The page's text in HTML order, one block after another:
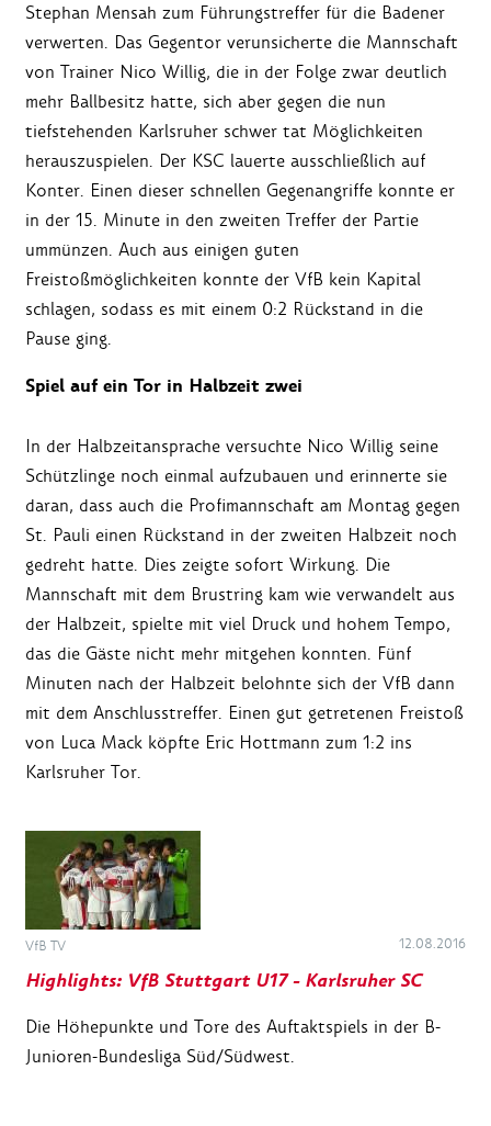
Stephan Mensah zum Führungstreffer für die Badener
verwerten. Das Gegentor verunsicherte die Mannschaft
von Trainer Nico Willig, die in der Folge zwar deutlich
mehr Ballbesitz hatte, sich aber gegen die nun
tiefstehenden Karlsruher schwer tat Möglichkeiten
herauszuspielen. Der KSC lauerte ausschließlich auf
Konter. Einen dieser schnellen Gegenangriffe konnte er
in der 15. Minute in den zweiten Treffer der Partie
ummünzen. Auch aus einigen guten
Freistoßmöglichkeiten konnte der VfB kein Kapital
schlagen, sodass es mit einem 0:2 Rückstand in die
Pause ging.
Spiel auf ein Tor in Halbzeit zwei
In der Halbzeitansprache versuchte Nico Willig seine
Schützlinge noch einmal aufzubauen und erinnerte sie
daran, dass auch die Profimannschaft am Montag gegen
St. Pauli einen Rückstand in der zweiten Halbzeit noch
gedreht hatte. Dies zeigte sofort Wirkung. Die
Mannschaft mit dem Brustring kam wie verwandelt aus
der Halbzeit, spielte mit viel Druck und hohem Tempo,
das die Gäste nicht mehr mitgehen konnten. Fünf
Minuten nach der Halbzeit belohnte sich der VfB dann
mit dem Anschlusstreffer. Einen gut getretenen Freistoß
von Luca Mack köpfte Eric Hottmann zum 1:2 ins
Karlsruher Tor.
VfB TV 12.08.2016
Highlights: VfB Stuttgart U17 - Karlsruher SC
Die Höhepunkte und Tore des Auftaktspiels in der B-
Junioren-Bundesliga Süd/Südwest.